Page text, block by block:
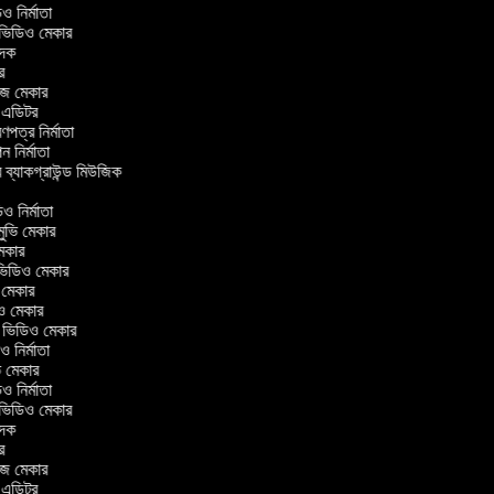
নির্মাতা
মেকার
মেকার
এডিটর
নির্মাতা
নির্মাতা
ব্যাকগ্রাউন্ড মিউজিক
নির্মাতা
মেকার
মেকার
মেকার
মেকার
মেকার
নির্মাতা
মেকার
নির্মাতা
মেকার
মেকার
এডিটর